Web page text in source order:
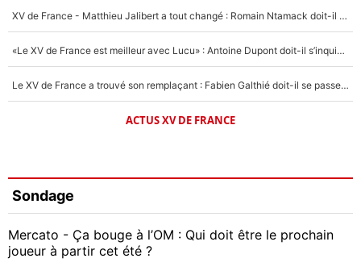
XV de France - Matthieu Jalibert a tout changé : Romain Ntamack doit-il s’inquiéter pour sa place à un an de la Coupe du monde ?
«Le XV de France est meilleur avec Lucu» : Antoine Dupont doit-il s’inquiéter pour sa place ?
Le XV de France a trouvé son remplaçant : Fabien Galthié doit-il se passer d'Antoine Dupont ?
ACTUS XV DE FRANCE
Sondage
Mercato - Ça bouge à l’OM : Qui doit être le prochain
joueur à partir cet été ?